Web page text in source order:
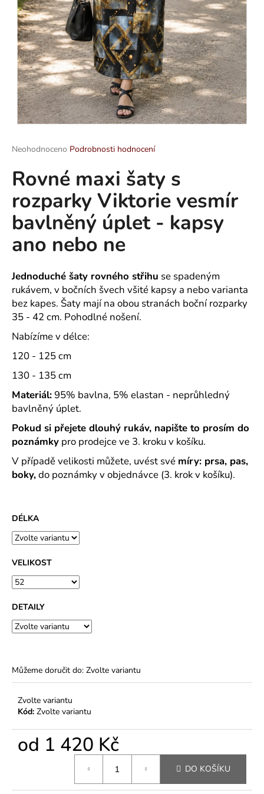
Průměrné
produktu
je
z
5
hvězdiček.
Neohodnoceno Podrobnosti hodnocení
Rovné maxi šaty s
rozparky Viktorie vesmír
bavlněný úplet - kapsy
ano nebo ne
Jednoduché šaty rovného střihu se spadeným
rukávem, v bočních švech všité kapsy a nebo varianta
bez kapes. Šaty mají na obou stranách boční rozparky
35 - 42 cm. Pohodlné nošení.
Nabízíme v délce:
120 - 125 cm
130 - 135 cm
Materiál: 95% bavlna, 5% elastan - neprůhledný
bavlněný úplet.
Pokud si přejete dlouhý rukáv, napište to prosím do
poznámky pro prodejce ve 3. kroku v košíku.
V případě velikosti můžete, uvést své míry: prsa, pas,
boky,do poznámky v objednávce (3. krok v košíku).
DÉLKA
VELIKOST
DETAILY
Můžeme doručit do: Zvolte variantu
Zvolte variantu
Kód: Zvolte variantu
od 1 420 Kč
DO KOŠÍKU
a
?
D
o
p
o
r
u
u
j
e
m
e
KOMBI
S
MODROU
KOSTIČKOU
-
PLÁTĚNÉ
77
CM
633
Kč